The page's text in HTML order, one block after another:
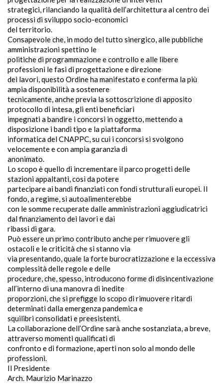
strategici, rilanciando la qualità dell’architettura al centro dei
processi di sviluppo socio-economici
del territorio.
Consapevole che, in modo del tutto sinergico, alle pubbliche
amministrazioni spettino le
politiche di programmazione e controllo e alle libere
professioni le fasi di progettazione e direzione
dei lavori, questo Ordine ha manifestato e conferma la più
ampia disponibilità a sostenere
tecnicamente, anche previa la sottoscrizione di apposito
protocollo di intesa, gli enti beneficiari
impegnati a bandire i concorsi in oggetto, mettendo a
disposizione i bandi tipo e la piattaforma
informatica del CNAPPC, su cui i concorsi si svolgono
velocemente e con ampia garanzia di
anonimato.
Lo scopo è quello di incrementare il parco progetti delle
stazioni appaltanti, così da potere
partecipare ai bandi finanziati con fondi strutturali europei. Il
fondo, a regime, si autoalimenterebbe
con le somme recuperate dalle amministrazioni aggiudicatrici
dal finanziamento dei lavori e dai
ribassi di gara.
Può essere un primo contributo anche per rimuovere gli
ostacoli e le criticità che si stanno via
via presentando, quale la forte burocratizzazione e la eccessiva
complessità delle regole e delle
procedure, che, spesso, introducono forme di disincentivazione
all’interno di una manovra di inedite
proporzioni, che si prefigge lo scopo di rimuovere ritardi
determinati dalla emergenza pandemica e
squilibri consolidati e preesistenti.
La collaborazione dell’Ordine sarà anche sostanziata, a breve,
attraverso momenti qualificati di
confronto e di formazione, aperti non solo al mondo delle
professioni.
Il Presidente
Arch. Maurizio Marinazzo